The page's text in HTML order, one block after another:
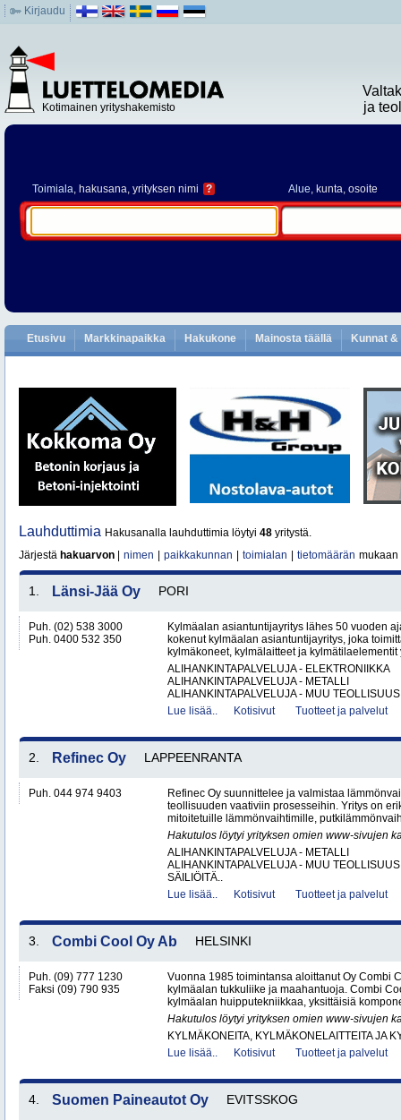
Kirjaudu
Kotimainen yrityshakemisto
ja
Toimiala, hakusana, yrityksen nimi ? Alue, kunta, osoite
Etusivu Markkinapaikka Hakukone Mainosta täällä Kunnat
Lauhduttimia Hakusanalla lauhduttimia löytyi 48 yritystä.
Järjestä hakuarvon nimen paikkakunnan toimialan tietomäärän mukaan
1. Länsi-Jää Oy PORI
Puh. (02) 538 3000
Puh. 0400 532 350
Kylmäalan asiantuntijayritys lähes 50 vuoden
kokenut kylmäalan asiantuntijayritys, joka
kylmäkoneet, kylmälaitteet ja kylmätilaelementit
ALIHANKINTAPALVELUJA - ELEKTRONIIKKA
ALIHANKINTAPALVELUJA - METALLI
ALIHANKINTAPALVELUJA - MUU
Lue lisää..
Kotisivut Tuotteet ja palvelut
2. Refinec Oy LAPPEENRANTA
Puh. 044 974 9403
Refinec Oy suunnittelee ja valmistaa
teollisuuden vaativiin prosesseihin. Yritys on
mitoitetuille lämmönvaihtimille,
Hakutulos löytyi yrityksen omien www-sivujen
ALIHANKINTAPALVELUJA - METALLI
ALIHANKINTAPALVELUJA - MUU TEOLLISUUS
SÄILIÖITÄ..
Lue lisää..
Kotisivut Tuotteet ja palvelut
3. Combi Cool Oy Ab HELSINKI
Puh. (09) 777 1230
Faksi (09) 790 935
Vuonna 1985 toimintansa aloittanut Oy Combi
kylmäalan tukkuliike ja maahantuoja. Combi
kylmäalan huipputekniikkaa, yksittäisiä
Hakutulos löytyi yrityksen omien www-sivujen
KYLMÄKONEITA, KYLMÄKONELAITTEITA JA
Lue lisää..
Kotisivut Tuotteet ja palvelut
4. Suomen Paineautot Oy EVITSSKOG